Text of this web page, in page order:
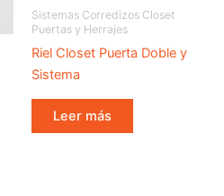
Sistemas Corredizos Closet
Puertas y Herrajes
Riel Closet Puerta Doble y
Sistema
Leer más